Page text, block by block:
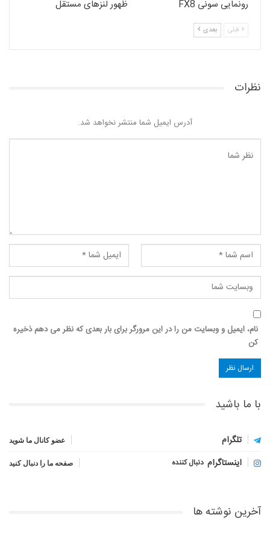
رونمایی سونی FX8 ظهور لنزهای مستقل
قبلی بعدی
نظرات
آدرس ایمیل شما منتشر نخواهد شد.
نام، ایمیل و وبسایت من را در این مرورگر برای بار بعدی که نظر می دهم ذخیره
کن
با ما باشید
تلگرام عضو کانال ما شوید
اینستاگرام دنبال کننده صفحه ما را دنبال کنید
آخرین نوشته ها